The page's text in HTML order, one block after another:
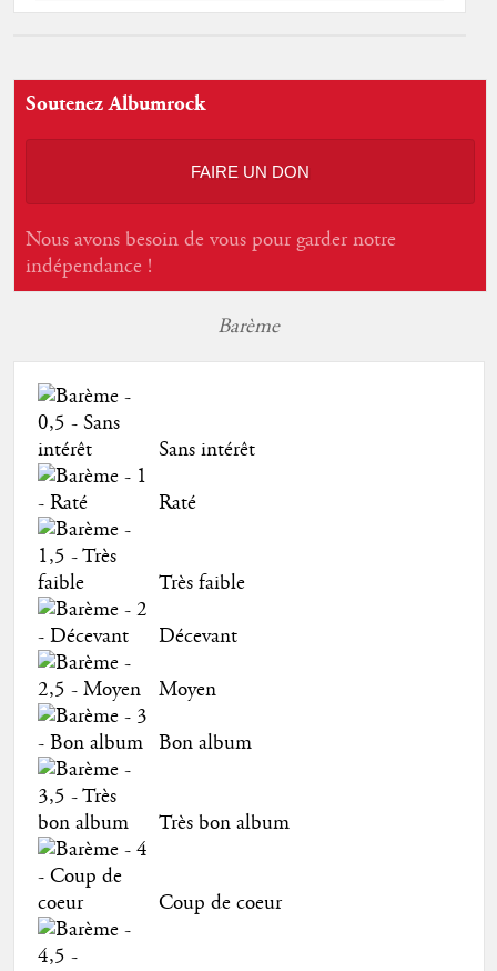
Soutenez Albumrock
FAIRE UN DON
Nous avons besoin de vous pour garder notre
indépendance !
Barème
Sans intérêt
Raté
Très faible
Décevant
Moyen
Bon album
Très bon album
Coup de coeur